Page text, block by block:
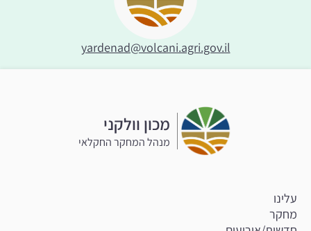
yardenad@volcani.agri.gov.il
מכון וולקני
מנהל המחקר החקלאי
עלינו
מחקר